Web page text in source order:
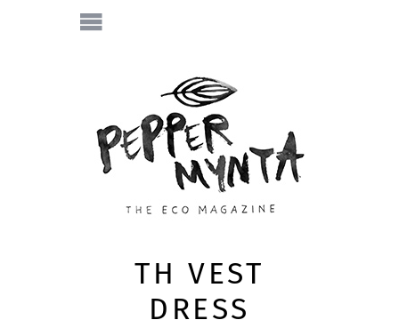
TH VEST
DRESS